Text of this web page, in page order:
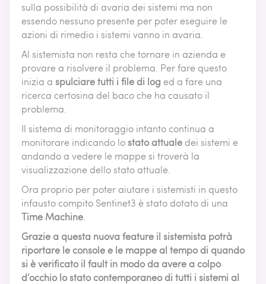
sulla possibilità di avaria dei sistemi ma non
essendo nessuno presente per poter eseguire le
azioni di rimedio i sistemi vanno in avaria.
Al sistemista non resta che tornare in azienda e
provare a risolvere il problema. Per fare questo
inizia a spulciare tutti i file di log ed a fare una
ricerca certosina del baco che ha causato il
problema.
Il sistema di monitoraggio intanto continua a
monitorare indicando lostato attuale dei sistemi e
andando a vedere le mappe si troverà la
visualizzazione dello stato attuale.
Ora proprio per poter aiutare i sistemisti in questo
infausto compito Sentinet3 è stato dotato di una
Time Machine
Grazie a questa nuova feature il sistemista potrà
riportare le console e le mappe al tempo di quando
si è verificato il fault in modo da avere a colpo
d’occhio lo stato contemporaneo di tutti i sistemi al